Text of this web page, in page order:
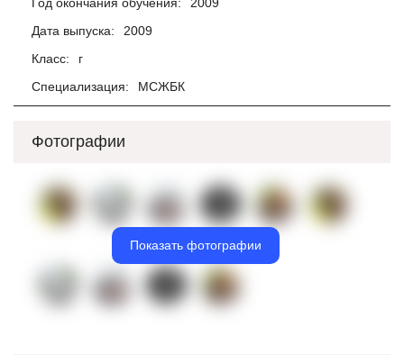
Дата выпуска:
2009
Класс:
г
Специализация:
МСЖБК
Фотографии
Показать фотографии